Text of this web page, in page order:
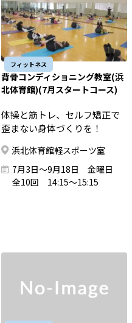
フィットネス
背骨コンディショニング教室(浜
北体育館)(7月スタートコース)
体操と筋トレ、セルフ矯正で
歪まない身体づくりを！
浜北体育館軽スポーツ室
7月3日～9月18日 金曜日
全10回 14:15～15:15